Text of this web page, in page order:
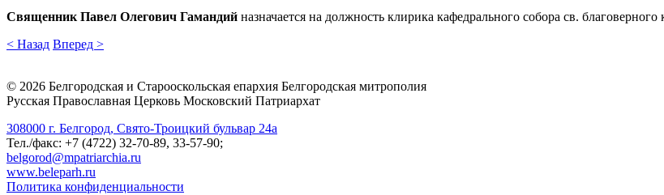
Священник Павел Олегович Гамандий назначается на должность клирика кафедрального собора св.
< Назад Вперед >
© 2026 Белгородская и Старооскольская епархия Белгородская митрополия
Русская Православная Церковь Московский Патриархат
308000 г. Белгород, Свято-Троицкий бульвар 24а
Тел./факс: +7 (4722) 32-70-89, 33-57-90;
belgorod@mpatriarchia.ru
www.beleparh.ru
Политика конфиденциальности